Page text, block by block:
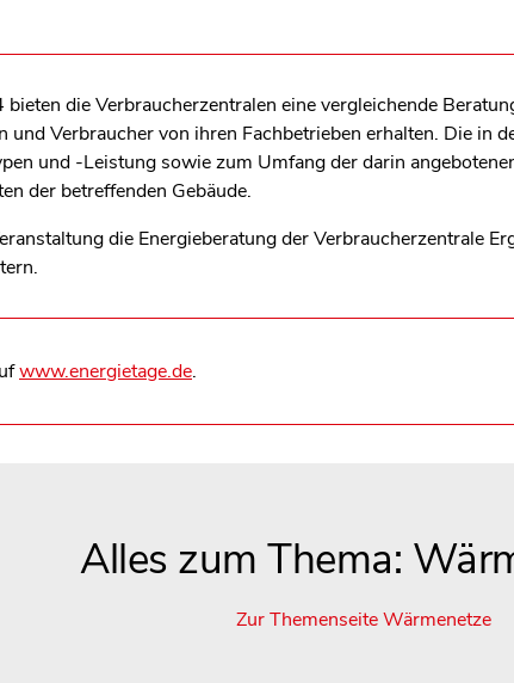
speziellen Bereich des Inhaltes springen
die Verbraucherzentralen eine vergleichende
und Verbraucher von ihren Fachbetrieben erhalten. Die in
und -Leistung sowie zum Umfang der darin
der betreffenden Gebäude.
die Energieberatung der Verbraucherzentrale
www.energietage.de.
Alles zum Thema:
Zur Themenseite Wärmenetze